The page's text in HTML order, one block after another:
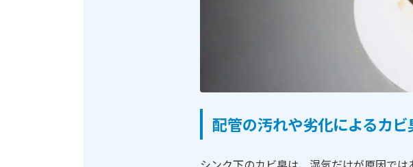
配管の汚れや劣化によるカビ